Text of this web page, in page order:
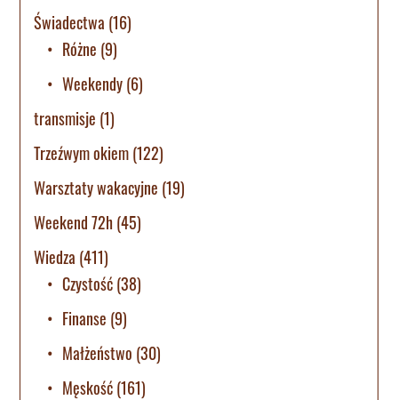
Świadectwa (16)
Różne (9)
Weekendy(6)
transmisje (1)
Trzeźwym okiem(122)
Warsztaty wakacyjne (19)
Weekend 72h(45)
Wiedza (411)
Czystość(38)
Finanse (9)
Małżeństwo (30)
Męskość(161)